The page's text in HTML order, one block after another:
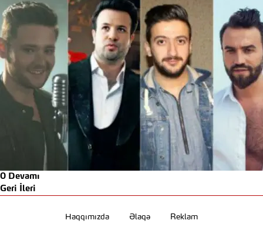
0 Devamı
Geri
İleri
Haqqımızda Əlaqə Reklam